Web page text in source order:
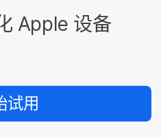
Apple 设备​
试用